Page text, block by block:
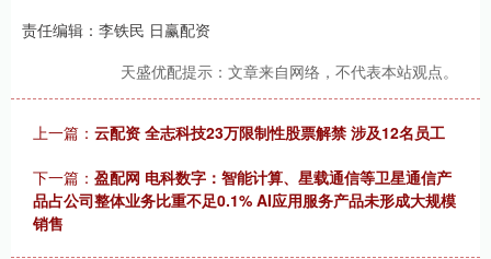
责任编辑：李铁民 日赢配资
天盛优配提示：文章来自网络，不代表本站观点。
上一篇： 云配资 全志科技23万限制性股票解禁 涉及12名员工
下一篇： 盈配网 电科数字：智能计算、星载通信等卫星通信产
品占公司整体业务比重不足0.1% AI应用服务产品未形成大规模
销售